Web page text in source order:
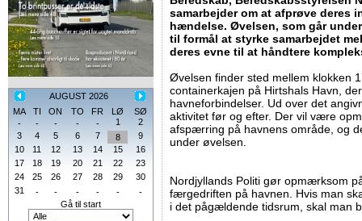
AUGUST 2026
MA
TI ON TO FR LØ
SØ
-
- - - - 1
2
3
4 5 6 7 8
9
10
11 12 13 14 15
16
17
18 19 20 21 22
23
24
25 26 27 28 29
30
31
- - - - -
-
Gå til start
samarbejder om at afprøve deres
hændelse. Øvelsen, som går
til formål at styrke samarbejdet
deres evne til at håndtere
Øvelsen finder sted mellem klokken
containerkajen på Hirtshals Havn,
havneforbindelser. Ud over det
aktivitet før og efter. Der vil være
afspærring på havnens område, og
under øvelsen.
Nordjyllands Politi gør opmærksom
færgedriften på havnen. Hvis man
i det pågældende tidsrum, skal man